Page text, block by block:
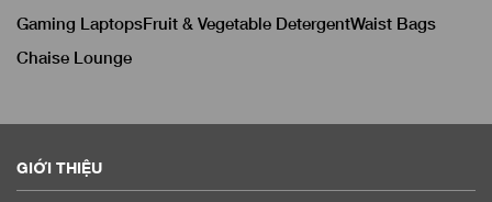
Gaming LaptopsFruit & Vegetable DetergentWaist Bags
Chaise Lounge
GIỚI THIỆU